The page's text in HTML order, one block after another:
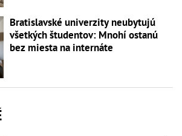
Bratislavské univerzity neubytujú
všetkých študentov: Mnohí ostanú
bez miesta na internáte